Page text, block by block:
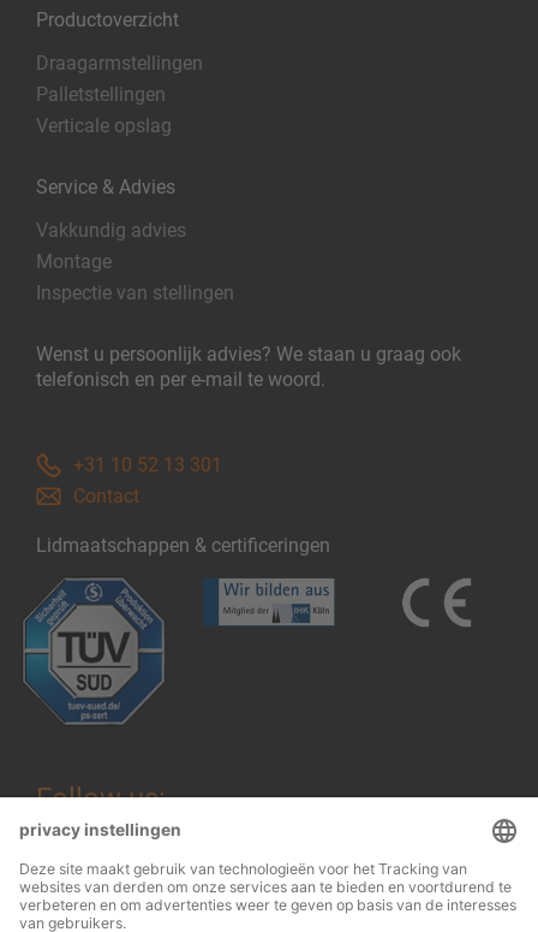
Productoverzicht
Draagarmstellingen
Palletstellingen
Verticale opslag
Service & Advies
Vakkundig advies
Montage
Inspectie van stellingen
Wenst u persoonlijk advies? We staan u graag ook
telefonisch en per e-mail te woord.
+31 10 52 13 301
Contact
Lidmaatschappen & certificeringen
Follow us: